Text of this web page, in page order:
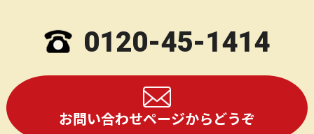
0120-45-1414
お問い合わせページからどうぞ